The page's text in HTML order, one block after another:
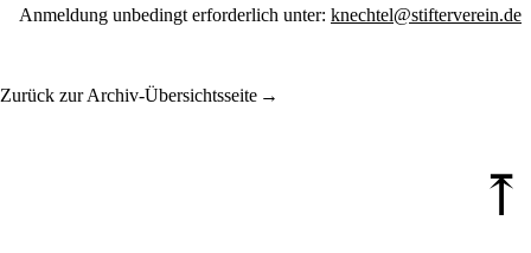
Anmeldung unbedingt erforderlich unter: knechtel@stifterverein.de
Zurück zur Archiv-Übersichtsseite
⤒